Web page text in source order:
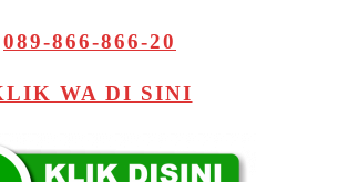
089-866-866-20
WA DI SINI